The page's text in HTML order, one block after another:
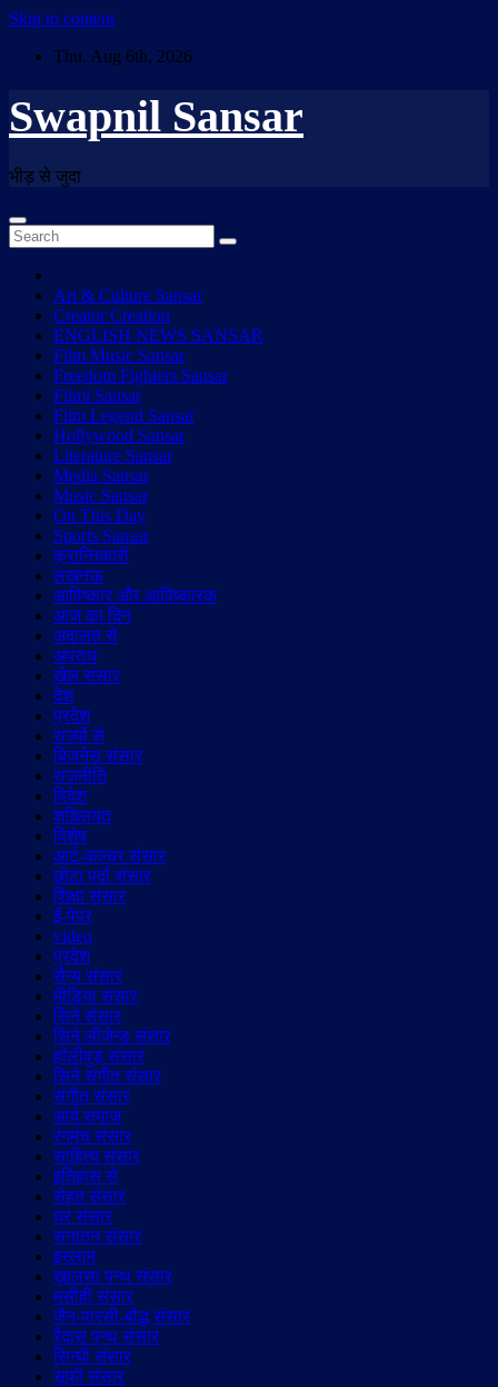
Skip to content
Thu. Aug 6th, 2026
Swapnil Sansar
भीड़ से जुदा
Art & Culture Sansar
Creator Creation
ENGLISH NEWS SANSAR
Film Music Sansar
Freedom Fighters Sansar
Filmi Sansar
Film Legend Sansar
Hollywood Sansar
Literature Sansar
Media Sansar
Music Sansar
On This Day
Sports Sansar
क्रान्तिकारी
लखनऊ
आविष्कार और आविष्कारक
आज का दिन
अदालत से
अपराध
खेल संसार
देश
प्रदेश
राज्यों से
बिज़नेस संसार
राजनीति
विदेश
शख़्सियत
विशेष
आर्ट-कल्चर संसार
छोटा पर्दा संसार
शिक्षा संसार
ई-पेपर
video
प्रदेश
सैन्य संसार
मीडिया संसार
सिने संसार
सिने लीजेन्ड संसार
हॉलीवुड़ संसार
सिने संगीत संसार
संगीत संसार
आर्य समाज
रंगमंच संसार
साहित्य संसार
इतिहास से
सेहत संसार
घर संसार
सनातन संसार
इस्लाम
ख़ालसा पन्थ संसार
मसीही संसार
जैन-पारसी-बौद्ध संसार
रैदास पन्थ संसार
सिन्धी संसार
सूफी संसार